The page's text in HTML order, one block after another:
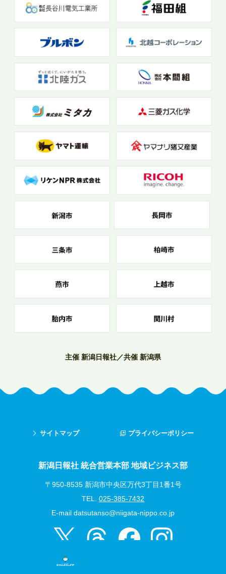
主催 新潟日報社／共催 新潟県
新潟日報社 統合営業本部 地域ビジネス部
〒950-8535 新潟市中央区万代3丁目1番1号
TEL. 025-385-7432
E-mail datsutanso@niigata-nippo.co.jp
サイトマップ プライバシーポリシー